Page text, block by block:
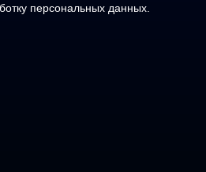
персональных данных.